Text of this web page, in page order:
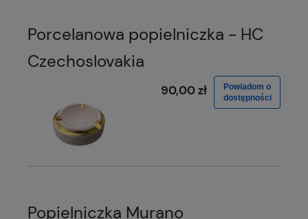
Porcelanowa popielniczka - HC
Czechoslovakia
90,00 zł
Powiadom o
dostępności
Popielniczka Murano